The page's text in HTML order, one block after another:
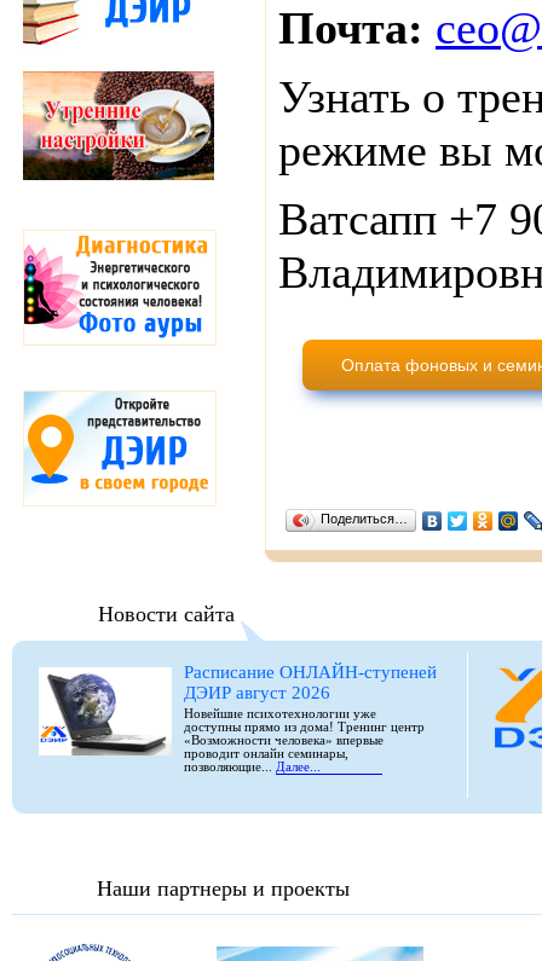
Почта:
Узнать о
режиме вы
Ватсапп +7
Оплата фоновых и
Поделиться…
Новости сайта
Расписание ОНЛАЙН-ступеней
ДЭИР август 2026
Новейшие психотехнологии уже
доступны прямо из дома! Тренинг центр
«Возможности человека» впервые
проводит онлайн семинары,
позволяющие... Далее...
Наши партнеры и проекты